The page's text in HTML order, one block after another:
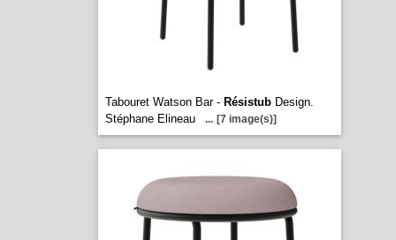
Tabouret Watson Bar - RésistubDesign.
Stéphane Elineau
... [7 image(s)]